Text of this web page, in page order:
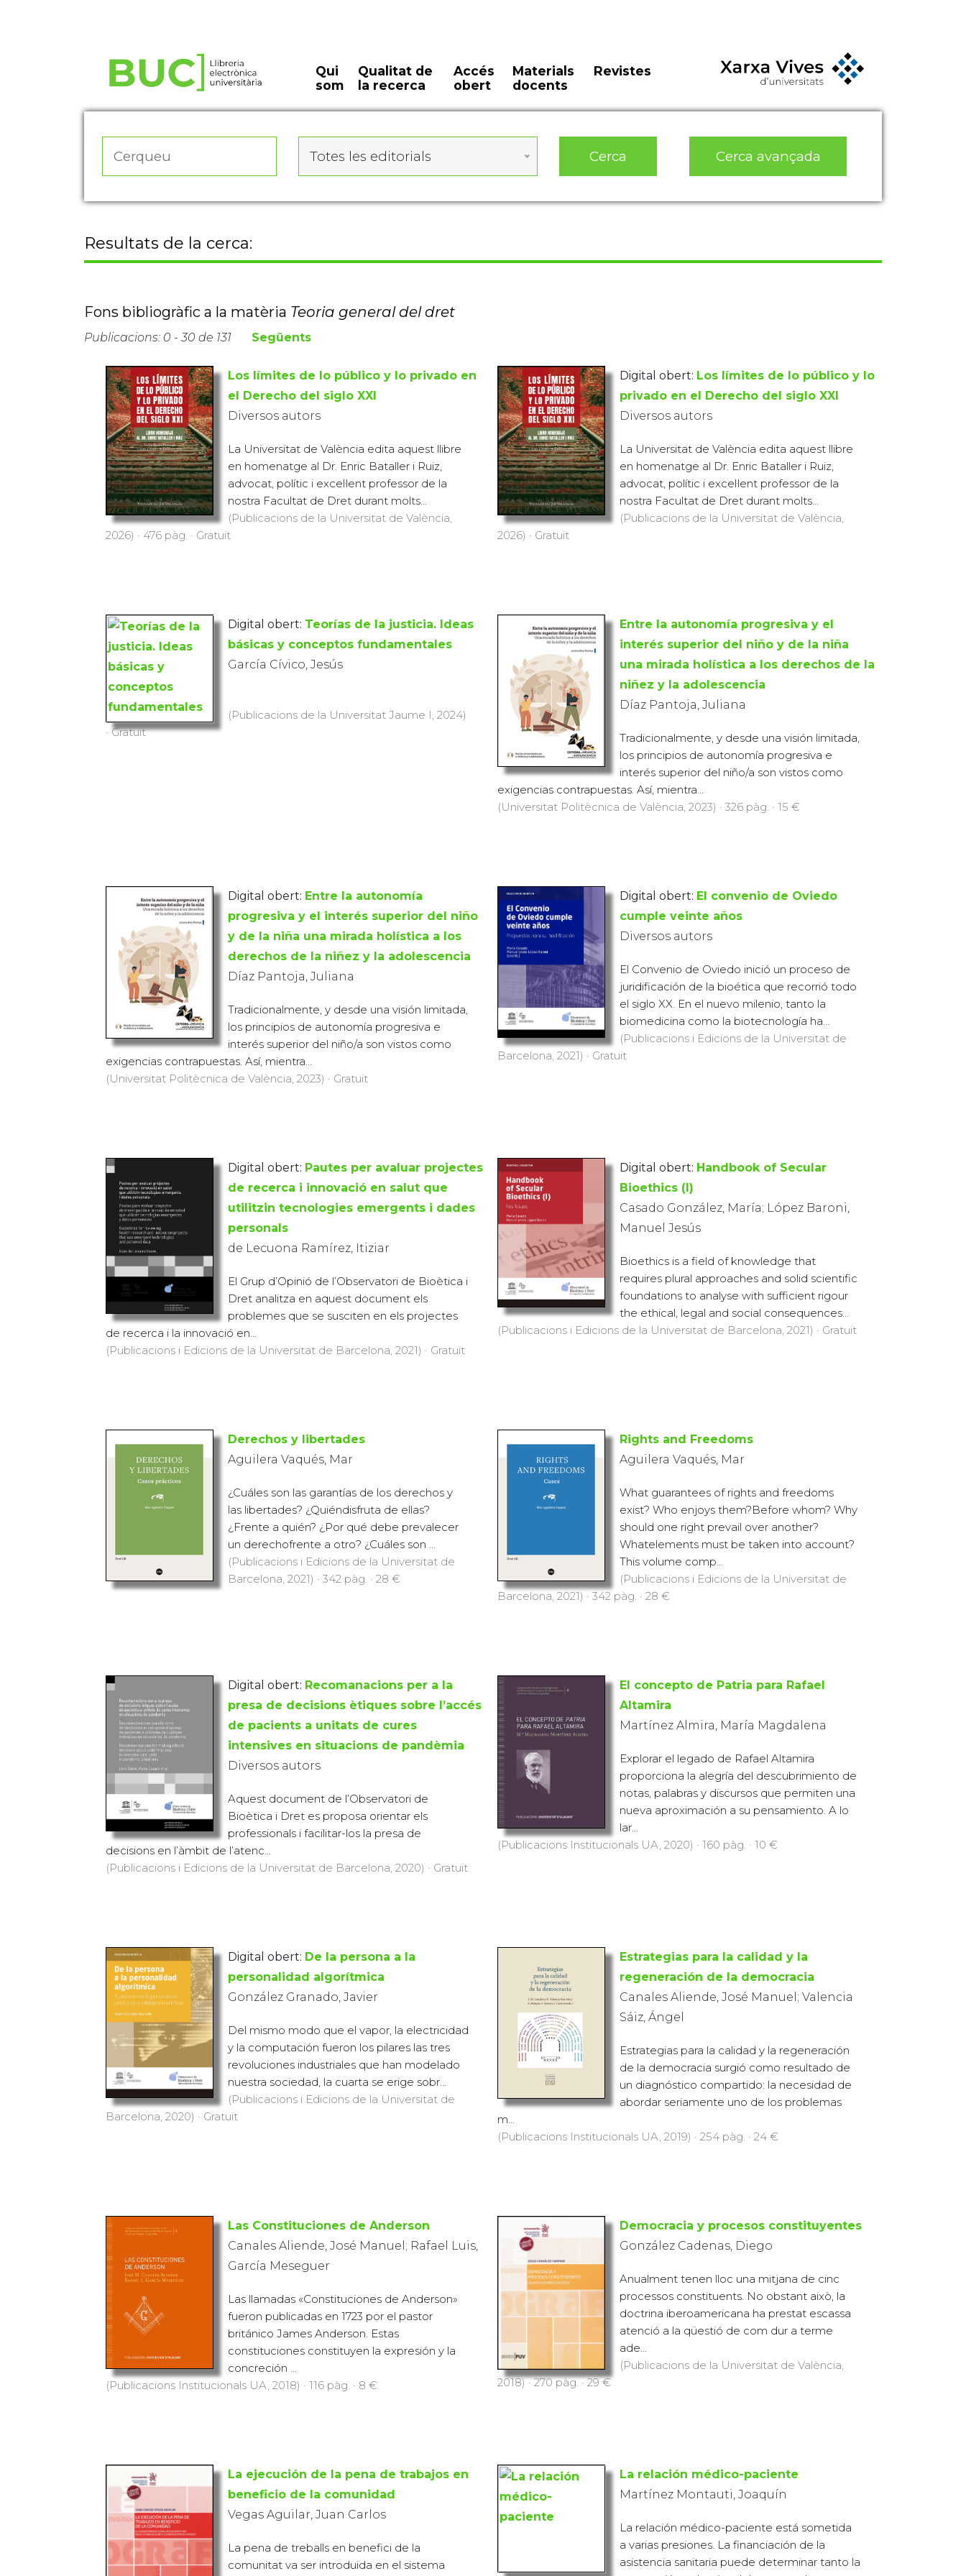
Qui
som
Qualitat de
la recerca
Accés
obert
Materials
docents
Revistes
Totes les editorials Cerca Cerca avançada
Resultats de la cerca:
Fons bibliogràfic a la matèria Teoria general del dret
Publicacions: 0 - 30 de 131 Següents
Los límites de lo público y lo privado en
el Derecho del siglo XXI
Diversos autors
La Universitat de València edita aquest llibre
en homenatge al Dr. Enric Bataller i Ruiz,
advocat, polític i excel·lent professor de la
nostra Facultat de Dret durant molts...
(Publicacions de la Universitat de València,
2026) · 476 pàg. · Gratuït
Digital obert: Los límites de lo público y lo
privado en el Derecho del siglo XXI
Diversos autors
La Universitat de València edita aquest llibre
en homenatge al Dr. Enric Bataller i Ruiz,
advocat, polític i excel·lent professor de la
nostra Facultat de Dret durant molts...
(Publicacions de la Universitat de València,
2026) · Gratuït
Digital obert: Teorías de la justicia. Ideas
básicas y conceptos fundamentales
García Cívico, Jesús
(Publicacions de la Universitat Jaume I, 2024)
· Gratuït
Entre la autonomía progresiva y el
interés superior del niño y de la niña
una mirada holística a los derechos de la
niñez y la adolescencia
Díaz Pantoja, Juliana
Tradicionalmente, y desde una visión limitada,
los principios de autonomía progresiva e
interés superior del niño/a son vistos como
exigencias contrapuestas. Así, mientra...
(Universitat Politècnica de València, 2023) · 326 pàg. · 15 €
Digital obert: Entre la autonomía
progresiva y el interés superior del niño
y de la niña una mirada holística a los
derechos de la niñez y la adolescencia
Díaz Pantoja, Juliana
Tradicionalmente, y desde una visión limitada,
los principios de autonomía progresiva e
interés superior del niño/a son vistos como
exigencias contrapuestas. Así, mientra...
(Universitat Politècnica de València, 2023) · Gratuït
Digital obert: El convenio de Oviedo
cumple veinte años
Diversos autors
El Convenio de Oviedo inició un proceso de
juridificación de la bioética que recorrió todo
el siglo XX. En el nuevo milenio, tanto la
biomedicina como la biotecnología ha...
(Publicacions i Edicions de la Universitat de
Barcelona, 2021) · Gratuït
Digital obert: Pautes per avaluar projectes
de recerca i innovació en salut que
utilitzin tecnologies emergents i dades
personals
de Lecuona Ramírez, Itiziar
El Grup d’Opinió de l’Observatori de Bioètica i
Dret analitza en aquest document els
problemes que se susciten en els projectes
de recerca i la innovació en...
(Publicacions i Edicions de la Universitat de Barcelona, 2021) · Gratuït
Digital obert: Handbook of Secular
Bioethics (I)
Casado González, María; López Baroni,
Manuel Jesús
Bioethics is a field of knowledge that
requires plural approaches and solid scientific
foundations to analyse with sufficient rigour
the ethical, legal and social consequences...
(Publicacions i Edicions de la Universitat de Barcelona, 2021) · Gratuït
Derechos y libertades
Aguilera Vaqués, Mar
¿Cuáles son las garantías de los derechos y
las libertades? ¿Quiéndisfruta de ellas?
¿Frente a quién? ¿Por qué debe prevalecer
un derechofrente a otro? ¿Cuáles son ...
(Publicacions i Edicions de la Universitat de
Barcelona, 2021) · 342 pàg. · 28 €
Rights and Freedoms
Aguilera Vaqués, Mar
What guarantees of rights and freedoms
exist? Who enjoys them?Before whom? Why
should one right prevail over another?
Whatelements must be taken into account?
This volume comp...
(Publicacions i Edicions de la Universitat de
Barcelona, 2021) · 342 pàg. · 28 €
Digital obert: Recomanacions per a la
presa de decisions ètiques sobre l’accés
de pacients a unitats de cures
intensives en situacions de pandèmia
Diversos autors
Aquest document de l’Observatori de
Bioètica i Dret es proposa orientar els
professionals i facilitar-los la presa de
decisions en l’àmbit de l’atenc...
(Publicacions i Edicions de la Universitat de Barcelona, 2020) · Gratuït
El concepto de Patria para Rafael
Altamira
Martínez Almira, María Magdalena
Explorar el legado de Rafael Altamira
proporciona la alegría del descubrimiento de
notas, palabras y discursos que permiten una
nueva aproximación a su pensamiento. A lo
lar...
(Publicacions Institucionals UA, 2020) · 160 pàg. · 10 €
Digital obert: De la persona a la
personalidad algorítmica
González Granado, Javier
Del mismo modo que el vapor, la electricidad
y la computación fueron los pilares las tres
revoluciones industriales que han modelado
nuestra sociedad, la cuarta se erige sobr...
(Publicacions i Edicions de la Universitat de
Barcelona, 2020) · Gratuït
Estrategias para la calidad y la
regeneración de la democracia
Canales Aliende, José Manuel; Valencia
Sáiz, Ángel
Estrategias para la calidad y la regeneración
de la democracia surgió como resultado de
un diagnóstico compartido: la necesidad de
abordar seriamente uno de los problemas
m...
(Publicacions Institucionals UA, 2019) · 254 pàg. · 24 €
Las Constituciones de Anderson
Canales Aliende, José Manuel; Rafael Luis,
García Meseguer
Las llamadas «Constituciones de Anderson»
fueron publicadas en 1723 por el pastor
británico James Anderson. Estas
constituciones constituyen la expresión y la
concreción ...
(Publicacions Institucionals UA, 2018) · 116 pàg. · 8 €
Democracia y procesos constituyentes
González Cadenas, Diego
Anualment tenen lloc una mitjana de cinc
processos constituents. No obstant això, la
doctrina iberoamericana ha prestat escassa
atenció a la qüestió de com dur a terme
ade...
(Publicacions de la Universitat de València,
2018) · 270 pàg. · 29 €
La ejecución de la pena de trabajos en
beneficio de la comunidad
Vegas Aguilar, Juan Carlos
La pena de treballs en benefici de la
comunitat va ser introduïda en el sistema
La relación médico-paciente
Martínez Montauti, Joaquín
La relación médico-paciente está sometida
a varias presiones. La financiación de la
asistencia sanitaria puede determinar tanto la